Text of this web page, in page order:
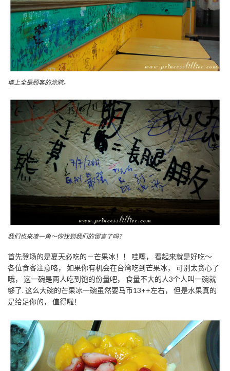
墙上全是顾客的涂鸦。
我们也来凑一角～你找到我们的留言了吗？
首先登场的是夏天必吃的－芒果冰！！ 哇噻， 看起来就是好吃～
各位食客注意咯， 如果你有机会在台湾吃到芒果冰， 可别太贪心了
哦， 这一碗是两人吃到饱的份量吧， 食量不大的人3个人叫一碗就
够了. 这么大碗的芒果冰一碗虽然要马币13++左右， 但是水果真的
是给足你的， 值得啦！